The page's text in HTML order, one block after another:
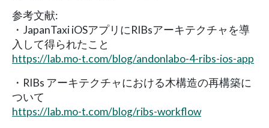
参考文献:
・JapanTaxi iOSアプリにRIBsアーキテクチャを導
入して得られたこと
https://lab.mo-t.com/blog/andonlabo-4-ribs-ios-app
・RIBs アーキテクチャにおける木構造の再構築に
ついて
https://lab.mo-t.com/blog/ribs-workflow